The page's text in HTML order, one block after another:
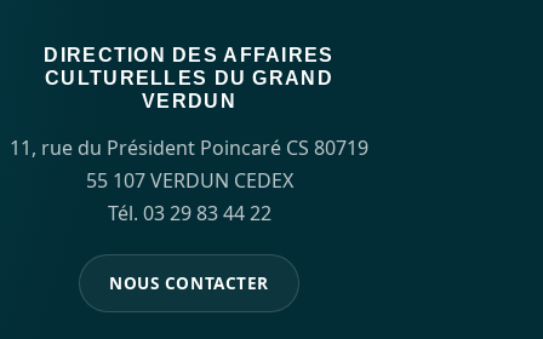
DIRECTION DES AFFAIRES
CULTURELLES DU GRAND
VERDUN
11, rue du Président Poincaré CS 80719
55 107 VERDUN CEDEX
Tél. 03 29 83 44 22
NOUS CONTACTER